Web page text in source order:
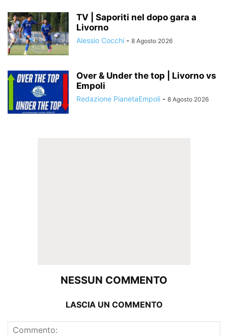
TV | Saporiti nel dopo gara a
Livorno
Alessio Cocchi - 8 Agosto 2026
Over & Under the top | Livorno vs
Empoli
Redazione PianetaEmpoli - 8 Agosto 2026
NESSUN COMMENTO
LASCIA UN COMMENTO